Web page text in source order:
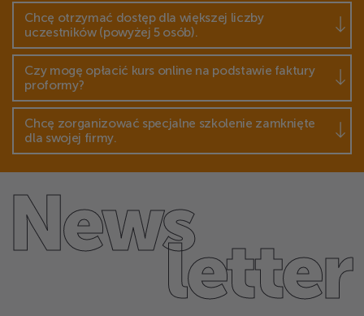
Chcę otrzymać dostęp dla większej liczby
uczestników (powyżej 5 osób).
Czy mogę opłacić kurs online na podstawie faktury
proformy?
Chcę zorganizować specjalne szkolenie zamknięte
dla swojej firmy.
News
letter